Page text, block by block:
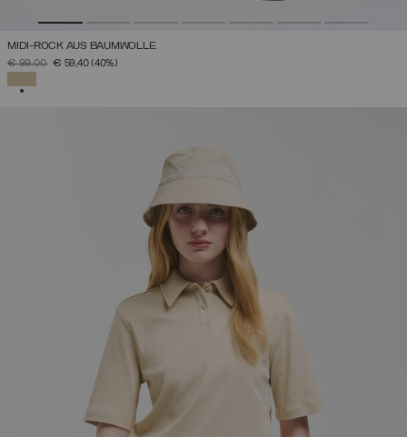
MIDI-ROCK AUS BAUMWOLLE
PREIS REDUZIERT VON
€ 99,00AUF
€ 59,40(40%)